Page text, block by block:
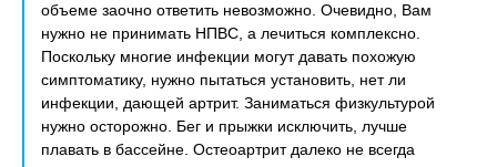
объеме заочно ответить невозможно. Очевидно, Вам
нужно не принимать НПВС, а лечиться комплексно.
Поскольку многие инфекции могут давать похожую
симптоматику, нужно пытаться установить, нет ли
инфекции, дающей артрит. Заниматься физкультурой
нужно осторожно. Бег и прыжки исключить, лучше
плавать в бассейне. Остеоартрит далеко не всегда